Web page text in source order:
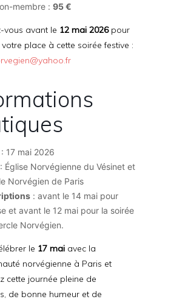
membre : 95 €
vous avant le 12 mai 2026pour
place à cette soirée festive :
: 17 mai 2026
: Église Norvégienne du Vésinet et
Norvégien de Paris
: avant le 14 mai pour
et avant le 12 mai pour la soirée
Norvégien.
le 17 mai avec la
norvégienne à Paris et
cette journée pleine de
de bonne humeur et de